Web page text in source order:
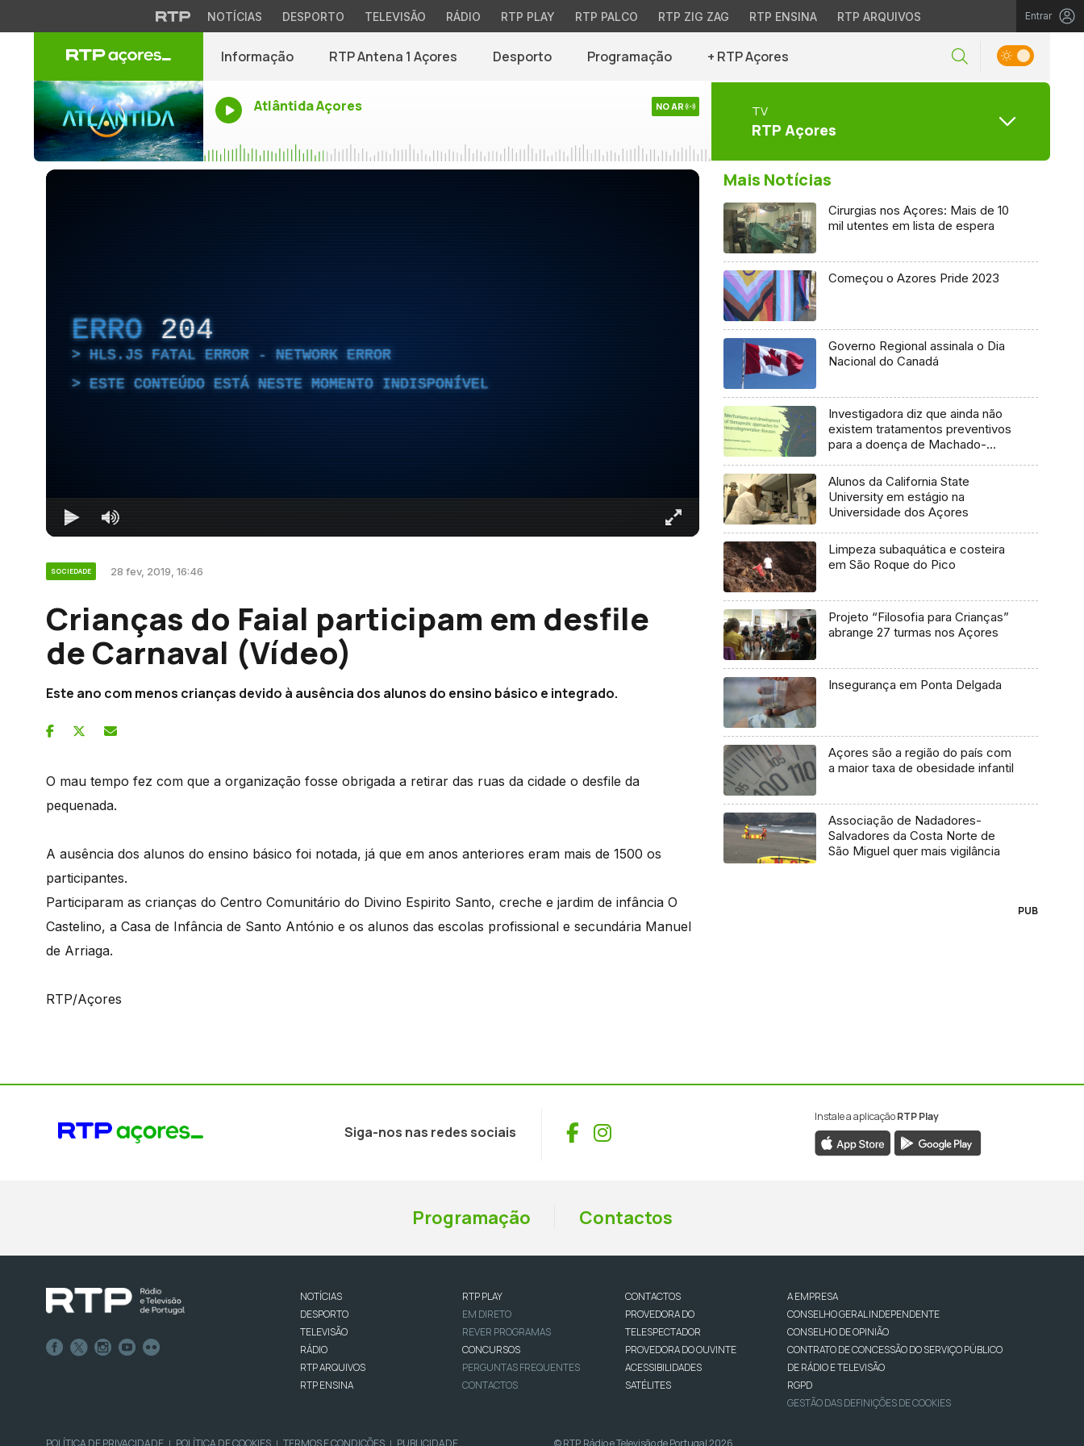
NOTÍCIAS DESPORTO TELEVISÃO RÁDIO RTP PLAY RTP PALCO RTP ZIG ZAG RTP ENSINA RTP ARQUIVOS Entrar
Informação RTP Antena 1 Açores Desporto Programação + RTP Açores
Atlântida Açores NO AR TV
RTP Açores
ERRO 204
HLS.JS FATAL ERROR - NETWORK ERROR
ESTE CONTEÚDO ESTÁ NESTE MOMENTO INDISPONÍVEL
SOCIEDADE 28 fev, 2019, 16:46
Crianças do Faial participam em desfile
de Carnaval (Vídeo)
Este ano com menos crianças devido à ausência dos alunos do ensino básico e integrado.
O mau tempo fez com que a organização fosse obrigada a retirar das ruas da cidade o desfile da
pequenada.
A ausência dos alunos do ensino básico foi notada, já que em anos anteriores eram mais de 1500 os
participantes.
Participaram as crianças do Centro Comunitário do Divino Espirito Santo, creche e jardim de infância O
Castelino, a Casa de Infância de Santo António e os alunos das escolas profissional e secundária Manuel
de Arriaga.
RTP/Açores
Mais Notícias
Cirurgias nos Açores: Mais de 10
mil utentes em lista de espera
Começou o Azores Pride 2023
Governo Regional assinala o Dia
Nacional do Canadá
Investigadora diz que ainda não
existem tratamentos preventivos
para a doença de Machado-
Alunos da California State
University em estágio na
Universidade dos Açores
Limpeza subaquática e costeira
em São Roque do Pico
Projeto “Filosofia para Crianças”
abrange 27 turmas nos Açores
Insegurança em Ponta Delgada
Açores são a região do país com
a maior taxa de obesidade infantil
Associação de Nadadores-
Salvadores da Costa Norte de
São Miguel quer mais vigilância
PUB
Siga-nos nas redes sociais Facebook
Instagram
Instale a aplicaçãoRTP Play
Programação Contactos
NOTÍCIAS
DESPORTO
TELEVISÃO
RÁDIO
RTP ARQUIVOS
RTP ENSINA
RTP PLAY
EM DIRETO
REVER PROGRAMAS
CONCURSOS
PERGUNTAS FREQUENTES
CONTACTOS
CONTACTOS
PROVEDORA DO
TELESPECTADOR
PROVEDORA DO OUVINTE
ACESSIBILIDADES
SATÉLITES
A EMPRESA
CONSELHO GERAL INDEPENDENTE
CONSELHO DE OPINIÃO
CONTRATO DE CONCESSÃO DO SERVIÇO PÚBLICO
DE RÁDIO E TELEVISÃO
RGPD
GESTÃO DAS DEFINIÇÕES DE COOKIES
POLÍTICA DE PRIVACIDADE | POLÍTICA DE COOKIES | TERMOS E CONDIÇÕES | PUBLICIDADE © RTP, Rádio e Televisão de Portugal 2026